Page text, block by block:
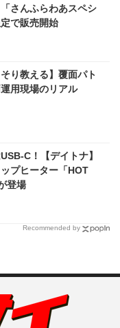
さんふらわあスペシ
で販売開始
り教える】覆面パト
用現場のリアル
C！【デイトナ】
プヒーター「HOT
登場
Recommended by